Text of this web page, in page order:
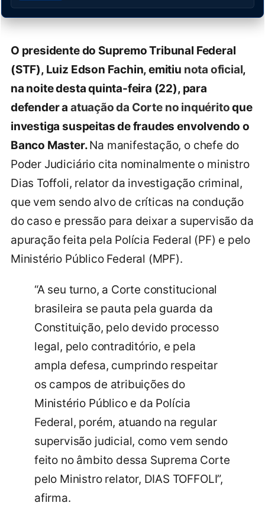
O presidente do Supremo Tribunal Federal
(STF), Luiz Edson Fachin, emitiu nota oficial,
na noite desta quinta-feira (22), para
defender a atuação da Corte no inquéritoque
investiga suspeitas de fraudes envolvendo o
Banco Master.Na manifestação, o chefe do
Poder Judiciário cita nominalmente o ministro
Dias Toffoli, relator da investigação criminal,
que vem sendo alvo de críticas na condução
do caso e pressão para deixar a supervisão da
apuração feita pela Polícia Federal (PF) e pelo
Ministério Público Federal (MPF).
“A seu turno, a Corte constitucional
brasileira se pauta pela guarda da
Constituição, pelo devido processo
legal, pelo contraditório, e pela
ampla defesa, cumprindo respeitar
os campos de atribuições do
Ministério Público e da Polícia
Federal, porém, atuando na regular
supervisão judicial, como vem sendo
feito no âmbito dessa Suprema Corte
pelo Ministro relator, DIAS TOFFOLI”,
afirma.